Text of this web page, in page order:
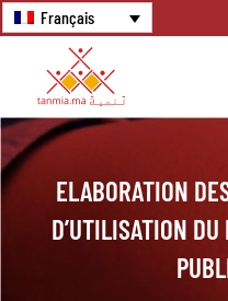
Français
ELABORATION
D’UTILISATION